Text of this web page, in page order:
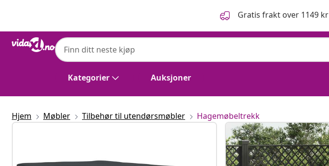
Gratis frakt over 1149 kr
Kategorier Auksjoner
Hjem Møbler Tilbehør til utendørsmøbler Hagemøbeltrekk